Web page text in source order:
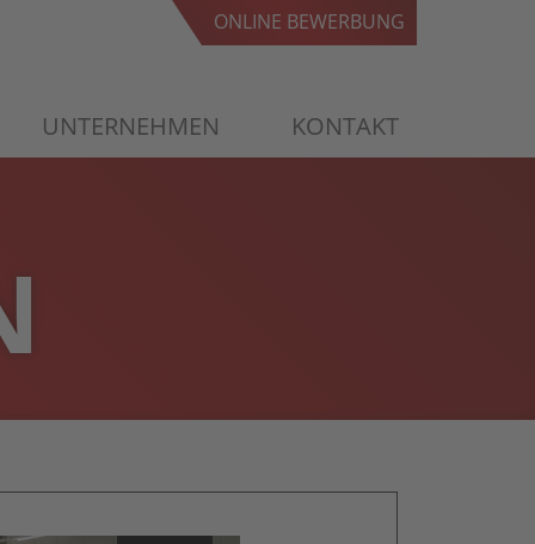
ONLINE BEWERBUNG
UNTERNEHMEN KONTAKT
ONLINE BEWERBUNG